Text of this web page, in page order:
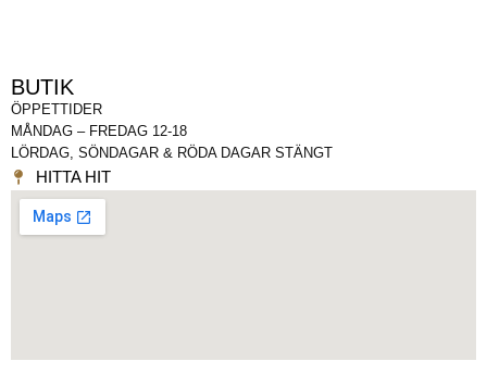
BUTIK
ÖPPETTIDER
MÅNDAG – FREDAG 12-18
LÖRDAG, SÖNDAGAR & RÖDA DAGAR STÄNGT
HITTA HIT